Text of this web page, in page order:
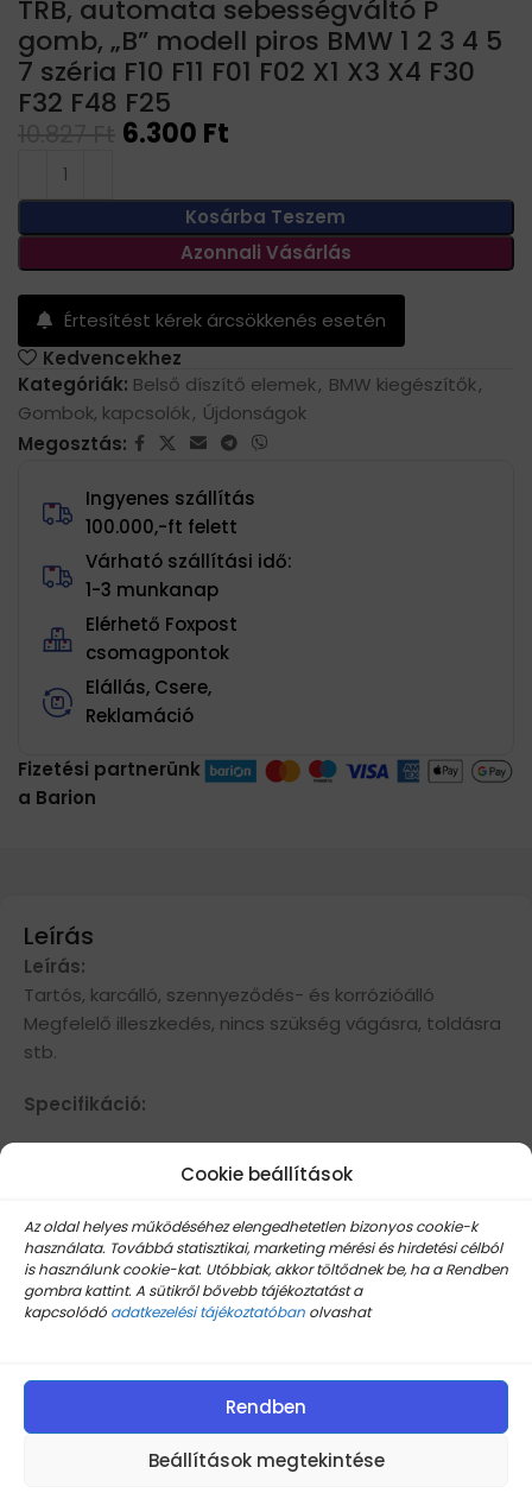
Cookie beállítások
Az oldal helyes működéséhez elengedhetetlen bizonyos cookie-k
használata. Továbbá statisztikai, marketing mérési és hirdetési célból
is használunk cookie-kat. Utóbbiak, akkor töltődnek be, ha a Rendben
gombra kattint. A sütikről bővebb tájékoztatást a
kapcsolódó adatkezelési tájékoztatóban olvashat
Rendben
Beállítások megtekintése
TRB, automata sebességváltó P
gomb, „B” modell piros BMW 1 2 3 4 5
7 széria F10 F11 F01 F02 X1 X3 X4 F30
F32 F48 F25
6.300 Ft
Kosárba Teszem
Azonnali Vásárlás
Értesítést kérek árcsökkenés esetén
Kedvencekhez
Kategóriák: Belső díszítő elemek, BMW kiegészítők,
Gombok, kapcsolók, Újdonságok
Megosztás:
Ingyenes szállítás
100.000,-ft felett
Várható szállítási idő:
1-3 munkanap
Elérhető Foxpost
csomagpontok
Elállás, Csere,
Reklamáció
Fizetési partnerünk
a Barion
Leírás
Leírás:
Tartós, karcálló, szennyeződés- és korrózióálló
Megfelelő illeszkedés, nincs szükség vágásra, toldásra
stb.
Specifikáció:
X3 F25 2011-2016
X4 F26 2013-2016
5 széria F10 F18 2011-2017
1 széria 2012-2019
3 széria F30 2013-2019
3 széria GT 2013-2019